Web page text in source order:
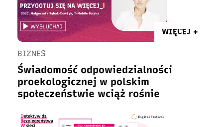
WIĘCEJ +
BIZNES
Świadomość odpowiedzialności
proekologicznej w polskim
społeczeństwie wciąż rośnie